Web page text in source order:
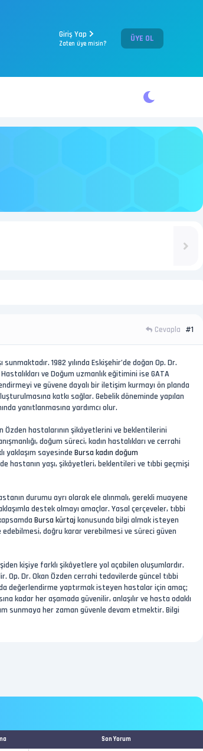
Giriş Yap
Zaten üye misin? ÜYE OL
Cevapla #1
1982 yılında Eskişehir’de doğan Op. Dr.
ve Doğum uzmanlık eğitimini ise GATA
ve güvene dayalı bir iletişim kurmayı ön planda
katkı sağlar. Gebelik döneminde yapılan
yanıtlanmasına yardımcı olur.
Özden hastalarının şikâyetlerini ve beklentilerini
doğum süreci, kadın hastalıkları ve cerrahi
yaklaşım sayesinde Bursa kadın doğum
hastanın yaşı, şikâyetleri, beklentileri ve tıbbi geçmişi
durumu ayrı olarak ele alınmalı, gerekli muayene
destek olmayı amaçlar. Yasal çerçeveler, tıbbi
Bursa kürtaj konusunda bilgi almak isteyen
doğru karar verebilmesi ve süreci güven
kişiye farklı şikâyetlere yol açabilen oluşumlardır.
Op. Dr. Okan Özden cerrahi tedavilerde güncel tıbbi
değerlendirme yaptırmak isteyen hastalar için amaç;
kadar her aşamada güvenilir, anlaşılır ve hasta odaklı
sunmaya her zaman güvenle devam etmektir. Bilgi
Son Yorum